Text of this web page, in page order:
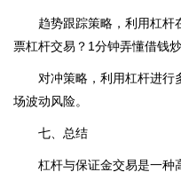
趋势跟踪策略，利用杠杆
票杠杆交易？1分钟弄懂借钱
对冲策略，利用杠杆进行
场波动风险。
七、总结
杠杆与保证金交易是一种